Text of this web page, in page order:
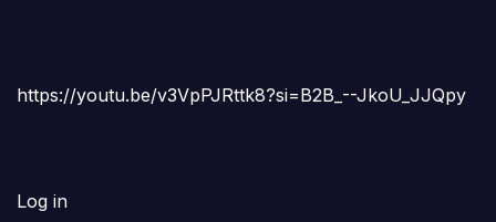
https://youtu.be/v3VpPJRttk8?si=B2B_--JkoU_JJQpy
Log in